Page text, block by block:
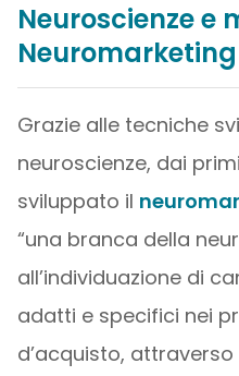
Neuroscienze e
Neuromarketing
Grazie alle tecniche
neuroscienze, dai
sviluppato il
“una branca della
all’individuazione di
adatti e specifici nei
d’acquisto,